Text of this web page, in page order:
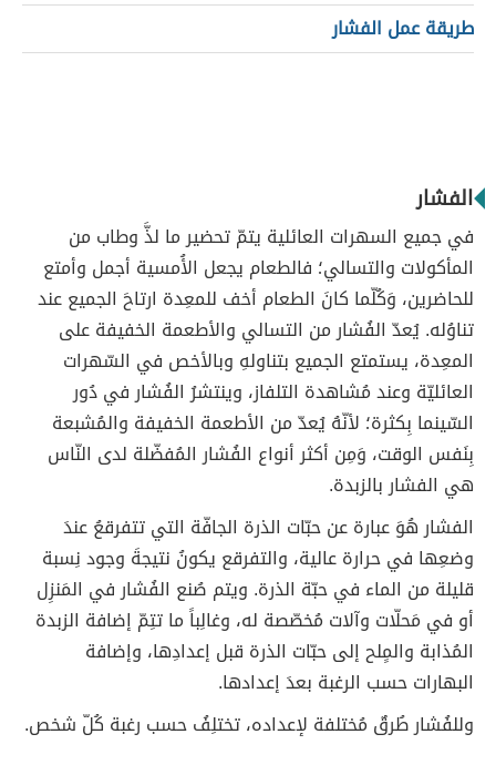
طريقة عمل الفشار
الفشار
في جميع السهرات العائلية يتمّ تحضير ما لذَّ وطاب من
المأكولات والتسالي؛ فالطعام يجعل الأُمسية أجمل وأمتع
للحاضرين، وَكُلّما كانَ الطعام أخف للمعِدة ارتاحَ الجميع عند
تناوُله. يُعدّ الفُشار من التسالي والأطعمة الخفيفة على
المعِدة، يستمتع الجميع بتناولهِ وبالأخص في السّهرات
العائليّة وعند مُشاهدة التلفاز، وينتشرُ الفُشار في دُور
السّينما بِكثرة؛ لأنّهُ يُعدّ من الأطعمة الخفيفة والمُشبعة
بِنَفس الوقت، وَمِن أكثر أنواع الفُشار المُفضّلة لدى النّاس
هي الفشار بالزبدة.
الفشار هُوَ عبارة عن حبّات الذرة الجافّة التي تتفرقعُ عندَ
وضعِها في حرارة عالية، والتفرقع يكونُ نتيجةَ وجود نِسبة
قليلة من الماء في حبّة الذرة. ويتم صُنع الفُشار في المَنزِل
أو في مَحلّات وآلات مُخصّصة له، وغالِباً ما تتِمّ إضافة الزبدة
المُذابة والمٍلح إلى حبّات الذرة قبل إعدادِها، وإضافة
البهارات حسب الرغبة بعدَ إعدادها.
وللفُشار طُرقٌ مُختلفة لإعداده، تختلِفُ حسب رغبة كُلّ شخص.